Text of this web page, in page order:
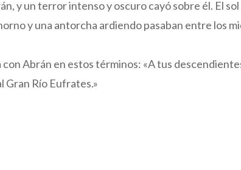
y un terror intenso y oscuro cayó sobre él. El sol
y una antorcha ardiendo pasaban entre los
con Abrán en estos términos: «A tus
Gran Río Eufrates.»